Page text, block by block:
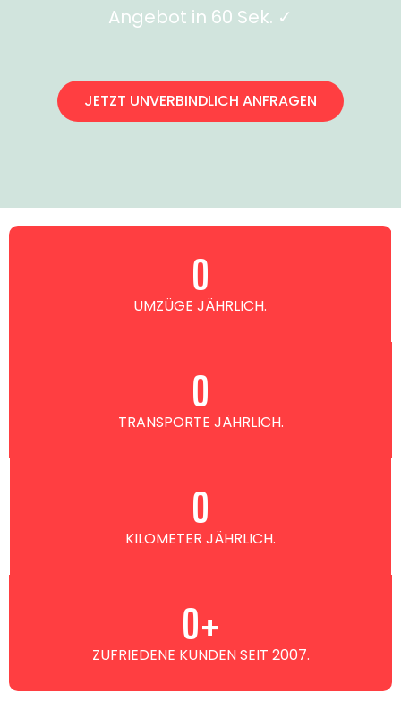
Angebot in 60 Sek. ✓
JETZT UNVERBINDLICH ANFRAGEN
UMZÜGE JÄHRLICH.
0
TRANSPORTE JÄHRLICH.
0
KILOMETER JÄHRLICH.
0
ZUFRIEDENE KUNDEN SEIT 2007.
0+